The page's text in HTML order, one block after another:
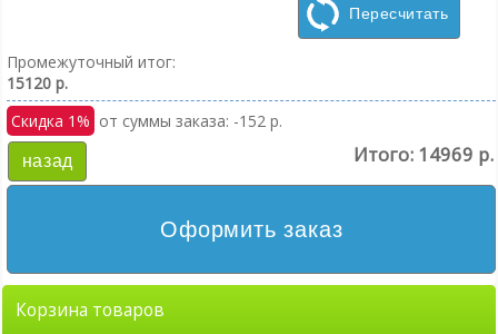
Пересчитать
Промежуточный итог:
15120 р.
Скидка 1% от суммы заказа: -152 р.
назад Итого: 14969 р.
Оформить заказ
Корзина товаров